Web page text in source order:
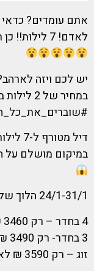
לאדם! 7 לילות!! כן ראיתם נכון!! אתם יכולים לחזור לנשום!!
יש לכם ויזה
במחיר של 2 לילות בטבריה!
דיל
במיקום מושלם על
24/1-31/1 הלוך שלישי בוקר הלילה חזור שלישי בוקר
4 בחדר – רק 3460 ₪ לאדם
3 בחדר- רק 3490 ₪ לאדם
זוג – רק 3590 ₪ לאדם